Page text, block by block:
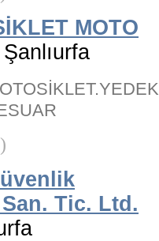
MOTO
Tic. Ltd.